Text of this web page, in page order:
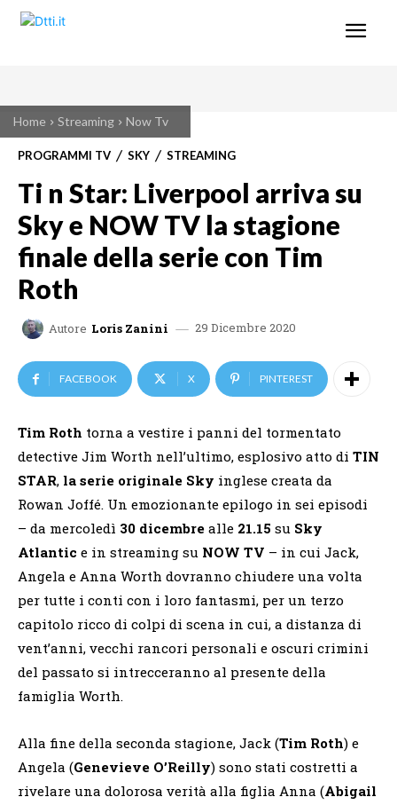
Home Streaming Now Tv
PROGRAMMI TV SKY STREAMING
Ti n Star: Liverpool arriva su
Sky e NOW TV la stagione
finale della serie con Tim
Roth
Autore Loris Zanini 29 Dicembre 2020
FACEBOOK X PINTEREST
Tim Roth torna a vestire i panni del tormentato
detective Jim Worth nell’ultimo, esplosivo atto di TIN
STAR, la serie originale Sky inglese creata da
Rowan Joffé. Un emozionante epilogo in sei episodi
– da mercoledì 30 dicembre alle 21.15 su Sky
Atlantic e in streaming su NOW TV – in cui Jack,
Angela e Anna Worth dovranno chiudere una volta
per tutte i conti con i loro fantasmi, per un terzo
capitolo ricco di colpi di scena in cui, a distanza di
vent’anni, vecchi rancori personali e oscuri crimini
del passato si intrecceranno al presente della
famiglia Worth.
Alla fine della seconda stagione, Jack (Tim Roth) e
Angela (Genevieve O’Reilly) sono stati costretti a
rivelare una dolorosa verità alla figlia Anna (Abigail